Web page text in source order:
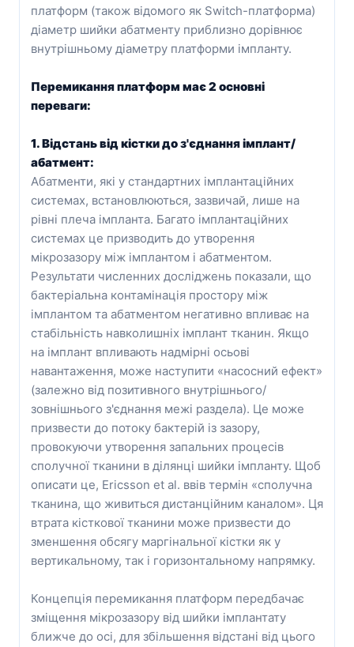
платформ (також відомого як Switch-платформа)
діаметр шийки абатменту приблизно дорівнює
внутрішньому діаметру платформи імпланту.
Перемикання платформ має 2 основні
переваги:
1. Відстань від кістки до з'єднання імплант/
абатмент:
Абатменти, які у стандартних імплантаційних
системах, встановлюються, зазвичай, лише на
рівні плеча імпланта. Багато імплантаційних
системах це призводить до утворення
мікрозазору між імплантом і абатментом.
Результати численних досліджень показали, що
бактеріальна контамінація простору між
імплантом та абатментом негативно впливає на
стабільність навколишніх імплант тканин. Якщо
на імплант впливають надмірні осьові
навантаження, може наступити «насосний ефект»
(залежно від позитивного внутрішнього/
зовнішнього з'єднання межі раздела). Це може
призвести до потоку бактерій із зазору,
провокуючи утворення запальних процесів
сполучної тканини в ділянці шийки імпланту. Щоб
описати це, Ericsson et al. ввів термін «сполучна
тканина, що живиться дистанційним каналом». Ця
втрата кісткової тканини може призвести до
зменшення обсягу маргінальної кістки як у
вертикальному, так і горизонтальному напрямку.
Концепція перемикання платформ передбачає
зміщення мікрозазору від шийки імплантату
ближче до осі, для збільшення відстані від цього